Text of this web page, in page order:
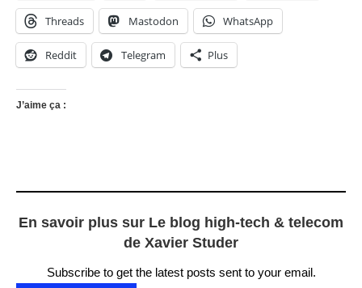
Threads Mastodon WhatsApp
Reddit Telegram Plus
J’aime ça :
En savoir plus sur Le blog high-tech & telecom
de Xavier Studer
Subscribe to get the latest posts sent to your email.